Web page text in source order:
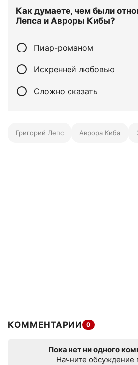
Как думаете, чем были
Лепса и Авроры Кибы?
Пиар-романом
Искренней любовью
Сложно сказать
Григорий Лепс Аврора Киба
КОММЕНТАРИИ 0
Пока нет ни одного
Начните обсуждение